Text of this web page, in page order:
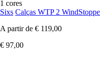
1 cores
Sixs Calças WTP 2
A partir de € 119,00
€ 97,00